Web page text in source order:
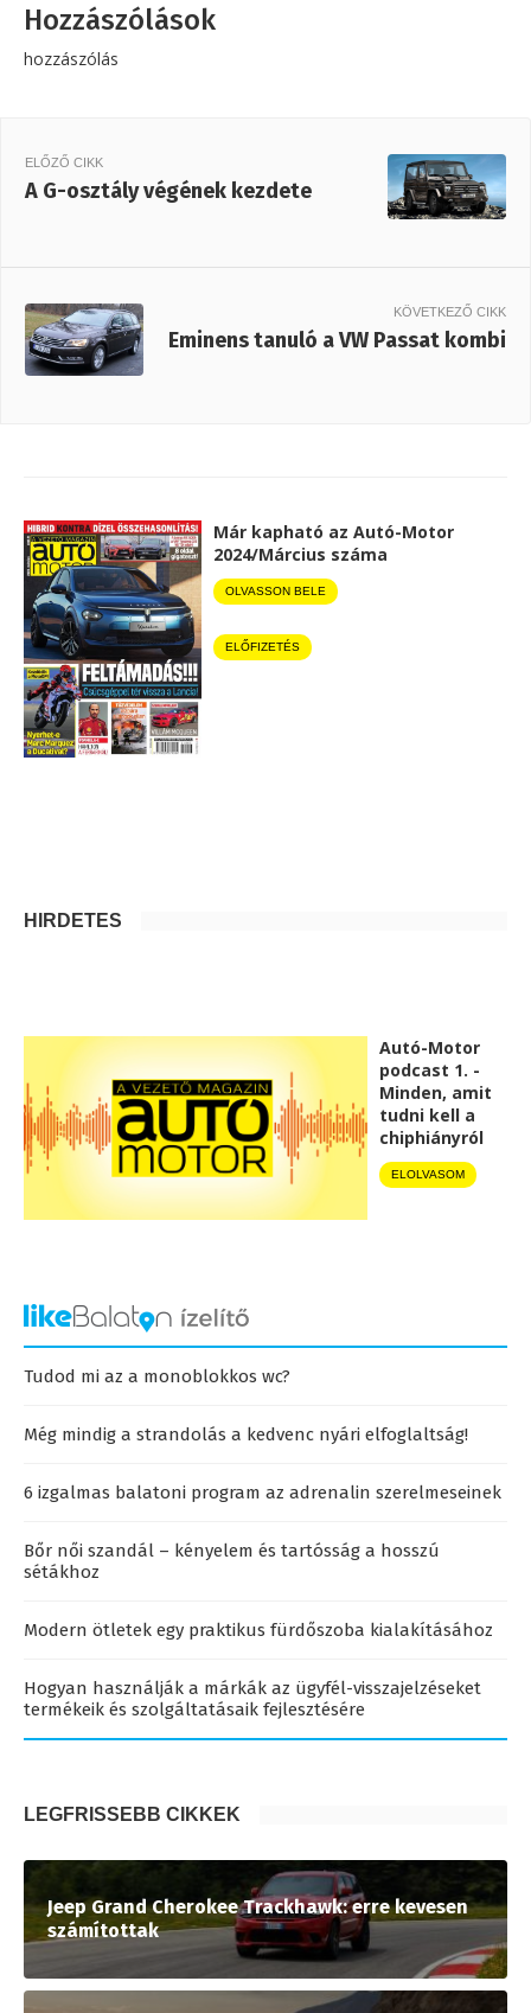
Hozzászólások
hozzászólás
ELŐZŐ CIKK
A G-osztály végének kezdete
KÖVETKEZŐ CIKK
Eminens tanuló a VW Passat kombi
Már kapható az Autó-Motor
2024/Március száma
OLVASSON BELE
ELŐFIZETÉS
HIRDETÉS
Autó-Motor
podcast 1. -
Minden, amit
tudni kell a
chiphiányról
ELOLVASOM
Tudod mi az a monoblokkos wc?
Még mindig a strandolás a kedvenc nyári elfoglaltság!
6 izgalmas balatoni program az adrenalin szerelmeseinek
Bőr női szandál – kényelem és tartósság a hosszú
sétákhoz
Modern ötletek egy praktikus fürdőszoba kialakításához
Hogyan használják a márkák az ügyfél-visszajelzéseket
termékeik és szolgáltatásaik fejlesztésére
LEGFRISSEBB CIKKEK
Jeep Grand Cherokee Trackhawk: erre kevesen
számítottak